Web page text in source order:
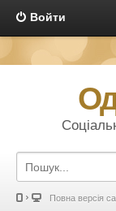
Войти
Повна версія